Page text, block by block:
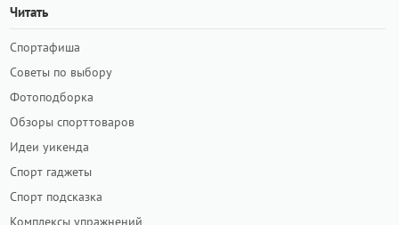
Читать
Спортафиша
Советы по выбору
Фотоподборка
Обзоры спорттоваров
Идеи уикенда
Спорт гаджеты
Спорт подсказка
Комплексы упражнений